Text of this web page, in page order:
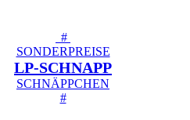
#
SONDERPREISE
LP-SCHNAPP
SCHNÄPPCHEN
#